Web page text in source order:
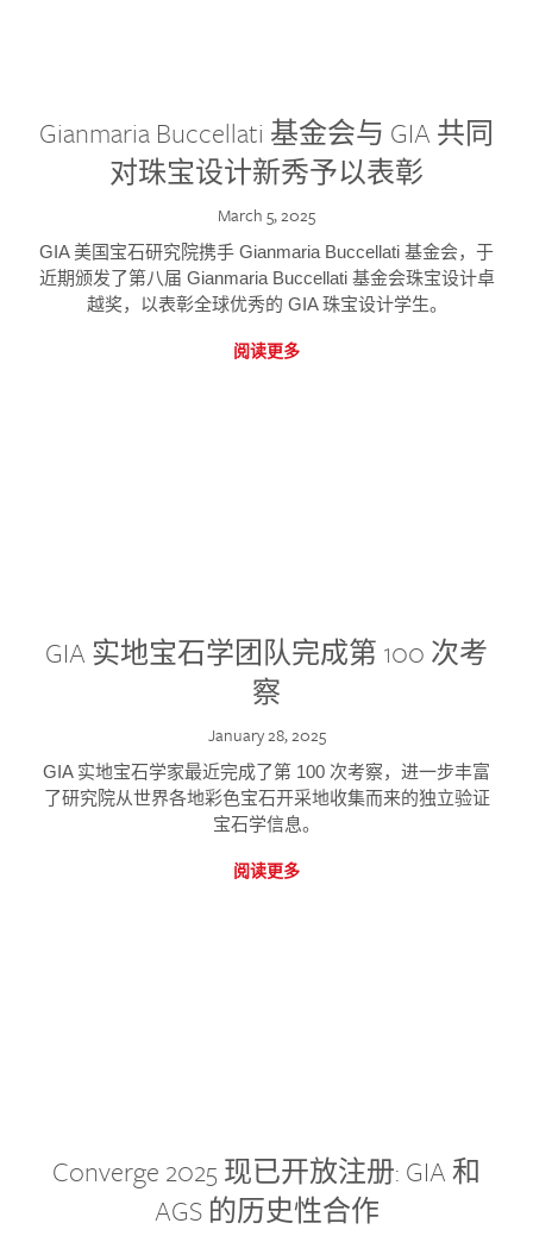
Gianmaria Buccellati 基金会与 GIA 共同
对珠宝设计新秀予以表彰
March 5, 2025
GIA 美国宝石研究院携手 Gianmaria Buccellati 基金会，于
近期颁发了第八届 Gianmaria Buccellati 基金会珠宝设计卓
越奖，以表彰全球优秀的 GIA 珠宝设计学生。
阅读更多
GIA 实地宝石学团队完成第 100 次考
察
January 28, 2025
GIA 实地宝石学家最近完成了第 100 次考察，进一步丰富
了研究院从世界各地彩色宝石开采地收集而来的独立验证
宝石学信息。
阅读更多
Converge 2025 现已开放注册: GIA 和
AGS 的历史性合作